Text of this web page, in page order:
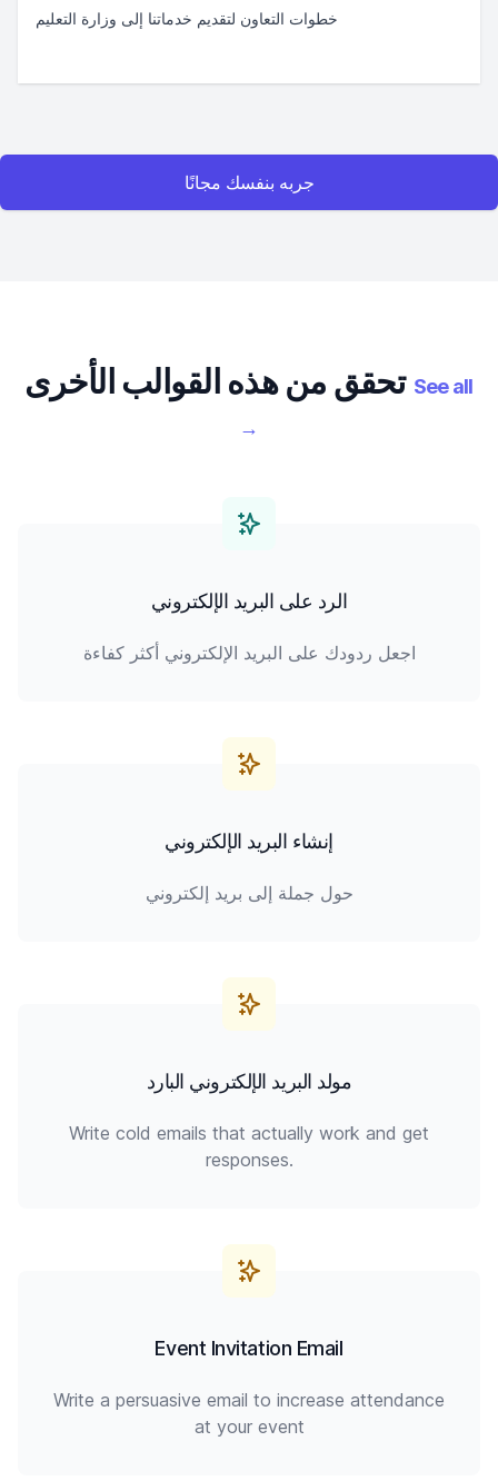
خطوات التعاون لتقديم خدماتنا إلى وزارة التعليم
جربه بنفسك مجانًا
تحقق من هذه القوالب الأخرى See all
→
الرد على البريد الإلكتروني
اجعل ردودك على البريد الإلكتروني أكثر كفاءة
إنشاء البريد الإلكتروني
حول جملة إلى بريد إلكتروني
مولد البريد الإلكتروني البارد
Write cold emails that actually work and get
responses.
Event Invitation Email
Write a persuasive email to increase attendance
at your event